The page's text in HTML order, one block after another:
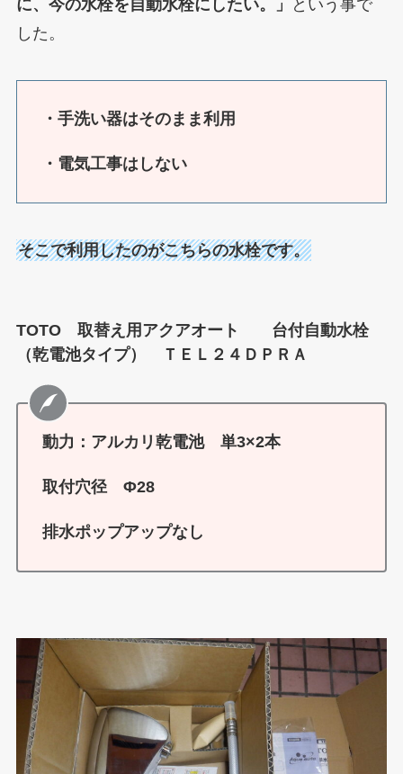
に、今の水栓を自動水栓にしたい。」
という事で
した。
・手洗い器はそのまま利用
・電気工事はしない
そこで利用したのがこちらの水栓です。
TOTO 取替え用アクアオート 台付自動水栓
（乾電池タイプ） ＴＥＬ２４ＤＰＲＡ
動力：アルカリ乾電池 単3×2本
取付穴径 Φ28
排水ポップアップなし